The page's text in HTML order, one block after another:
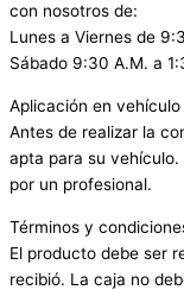
con nosotros de:
Lunes a Viernes de
Sábado 9:30 A.M. a
Aplicación en vehículo
Antes de realizar la
apta para su
por un profesional.
Términos y
El producto debe ser
recibió. La caja no